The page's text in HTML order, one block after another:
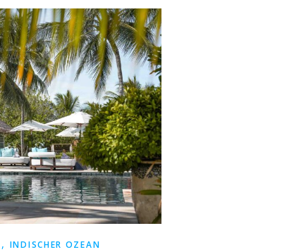
, INDISCHER OZEAN